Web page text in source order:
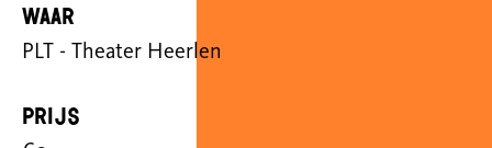
Waar
PLT - Theater Heerlen
Prijs